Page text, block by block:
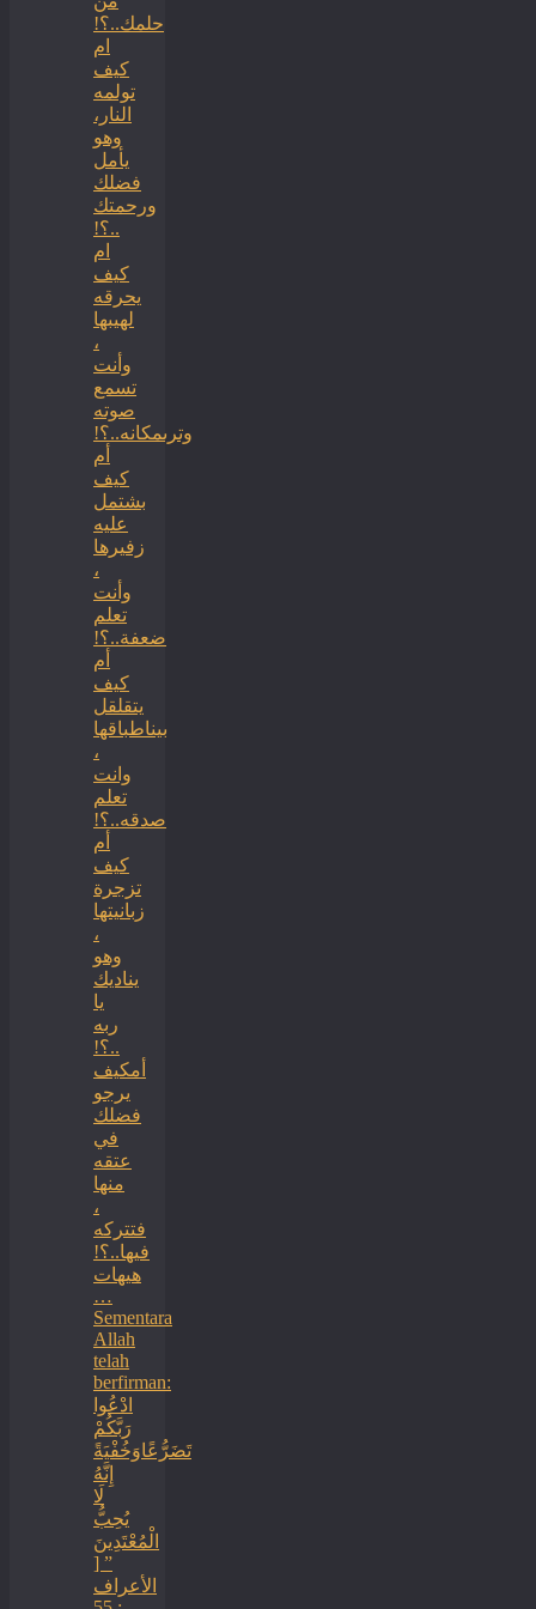
حلمك..؟!
ام
كيف
تولمه
النار،
وهو
يأمل
فضلك
ورحمتك
..؟!
ام
كيف
يحرقه
لهيبها
،
وأنت
تسمع
صوته
وترىمكانه..؟!
أم
كيف
بشتمل
عليه
زفيرها
،
وأنت
تعلم
ضعفة..؟!
أم
كيف
يتقلقل
بيناطباقها
،
وانت
تعلم
صدقه..؟!
أم
كيف
تزجرة
زبانيتها
،
وهو
يناديك
يا
ربه
..؟!
أمكيف
يرجو
فضلك
في
عتقه
منها
،
فتتركه
فيها..؟!
هيهات
…
Sementara
Allah
telah
berfirman:
ادْعُوا
رَبَّكُمْ
تَضَرُّعًاوَخُفْيَةً
إِنَّهُ
لَا
يُحِبُّ
الْمُعْتَدِينَ
” [
الأعراف